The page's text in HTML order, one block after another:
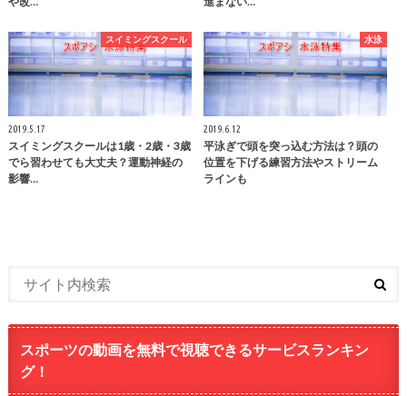
スイミングスクール
2019.5.17
スイミングスクールは1歳・2歳・3歳
でら習わせても大丈夫？運動神経の
影響…
水泳
2019.6.12
平泳ぎで頭を突っ込む方法は？頭の
位置を下げる練習方法やストリーム
ラインも
スポーツの動画を無料で視聴できるサービスランキン
グ！